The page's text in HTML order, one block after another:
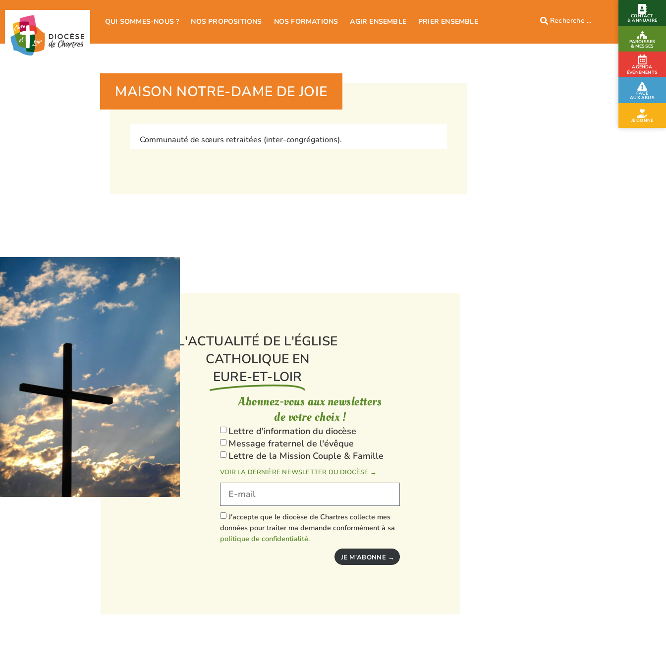
CONTACT
& ANNUAIRE
PAROISSES
& MESSES
AGENDA
ÉVÉNEMENTS
FACE
AUX ABUS
JE DONNE
QUI SOMMES-NOUS ? NOS PROPOSITIONS NOS FORMATIONS AGIR ENSEMBLE PRIER ENSEMBLE
MAISON NOTRE-DAME DE JOIE
Communauté de sœurs retraitées (inter-congrégations).
L'ACTUALITÉ DE L'ÉGLISE
CATHOLIQUE EN
EURE-ET-LOIR
Abonnez-vous aux newsletters
de votre choix !
Lettre d'information du diocèse
Message fraternel de l'évêque
Lettre de la Mission Couple & Famille
VOIR LA DERNIÈRE NEWSLETTER DU DIOCÈSE →
J'accepte que le diocèse de Chartres collecte mes
données pour traiter ma demande conformément à sa
politique de confidentialité.
JE M'ABONNE →